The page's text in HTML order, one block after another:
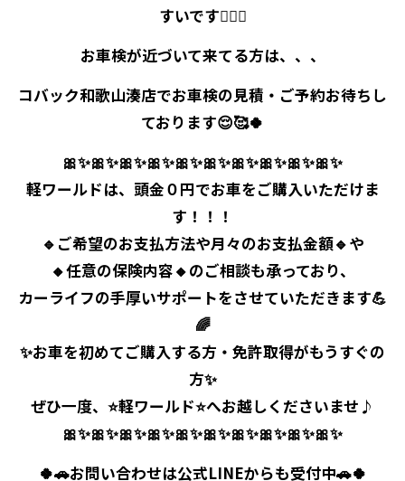
すいです💁‍♀️✨
お車検が近づいて来てる方は、、、
コバック和歌山湊店でお車検の見積・ご予約お待ちし
ております😌🥰🍀
🎀✨🎀✨🎀✨🎀✨🎀✨🎀✨🎀✨🎀✨🎀✨🎀✨
⁡軽ワールドは、頭金０円でお車をご購入いただけま
す！！！
⁡🔹ご希望のお支払方法や月々のお支払金額🔹や
⁡🔸任意の保険内容🔸のご相談も承っており、
⁡カーライフの手厚いサポートをさせていただきます💪
🌈
⁡✨お車を初めてご購入する方・免許取得がもうすぐの
方✨
⁡ぜひ一度、⭐軽ワールド⭐へお越しくださいませ♪
🎀✨🎀✨🎀✨🎀✨🎀✨🎀✨🎀✨🎀✨🎀✨🎀✨
🍀🚗お問い合わせは公式LINEからも受付中🚗🍀